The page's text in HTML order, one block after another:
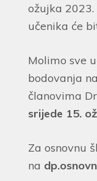
ožujka
učenika će
Molimo sve
bodovanja
članovima
srijede 15.
Za osnovnu
na